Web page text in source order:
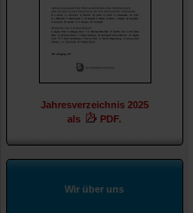
Jahresverzeichnis 2025
als
PDF.
Wir über uns